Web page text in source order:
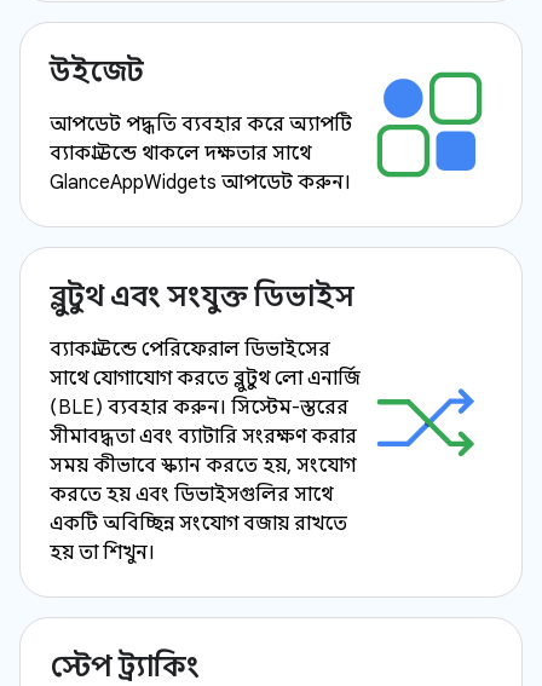
উইজেট
আপডেট পদ্ধতি ব্যবহার করে অ্যাপটি
ব্যাকগ্রাউন্ডে থাকলে দক্ষতার সাথে
GlanceAppWidgets আপডেট করুন।
ব্লুটুথ এবং সংযুক্ত ডিভাইস
ব্যাকগ্রাউন্ডে পেরিফেরাল ডিভাইসের
সাথে যোগাযোগ করতে ব্লুটুথ লো এনার্জি
(BLE) ব্যবহার করুন। সিস্টেম-স্তরের
সীমাবদ্ধতা এবং ব্যাটারি সংরক্ষণ করার
সময় কীভাবে স্ক্যান করতে হয়, সংযোগ
করতে হয় এবং ডিভাইসগুলির সাথে
একটি অবিচ্ছিন্ন সংযোগ বজায় রাখতে
হয় তা শিখুন।
স্টেপ ট্র্যাকিং